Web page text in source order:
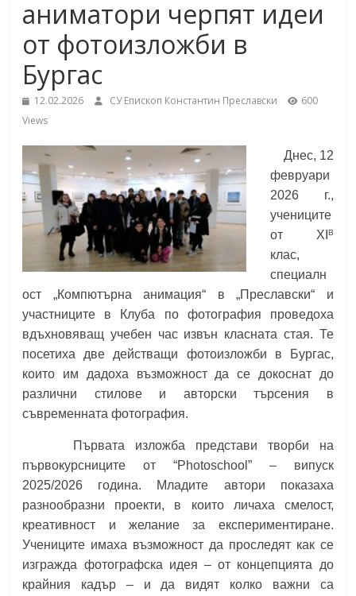
under the Erasmus+ Programme in
Malaga, Spain
School,
Burgas
Средно
училище
"Епископ
Константин
Преславски"
Бургас
аниматори черпят идеи
от фотоизложби в
Бургас
12.02.2026 СУ Епископ Константин Преславски
600
Views
Днес, 12
февруари
2026 г.,
учениците
от XI В
клас,
специалн
ост „Компютърна анимация“ в „Преславски“ и
участниците в Клуба по фотография проведоха
вдъхновяващ учебен час извън класната стая. Те
посетиха две действащи фотоизложби в Бургас,
които им дадоха възможност да се докоснат до
различни стилове и авторски търсения в
съвременната фотография.
Първата изложба представи творби на
първокурсниците от “Photoschool” – випуск
2025/2026 година. Младите автори показаха
разнообразни проекти, в които личаха смелост,
креативност и желание за експериментиране.
Учениците имаха възможност да проследят как се
изгражда фотографска идея – от концепцията до
крайния кадър – и да видят колко важни са